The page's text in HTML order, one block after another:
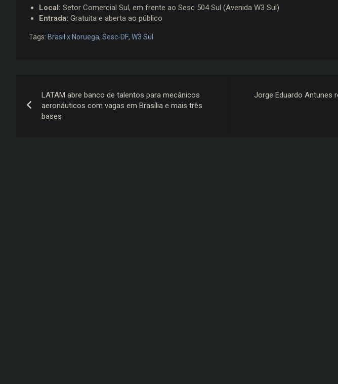
Local: Setor Comercial Sul, em frente ao Sesc 504 Sul (Avenida W3 Sul)
Entrada: Gratuita e aberta ao público
Tags: Brasil x Noruega, Sesc-DF, W3 Sul
de
LATAM abre banco de talentos para mecânicos
aeronáuticos com vagas em Brasília e mais três
bases
Jorge Eduardo Antunes